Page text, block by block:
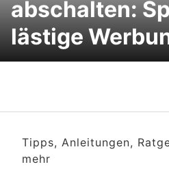
abschalten:
lästige
Tipps, Anleitungen,
mehr